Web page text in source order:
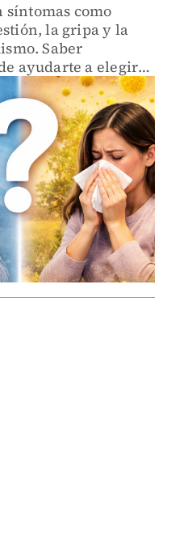
como
la gripa y la
Saber
ayudarte a elegir
desde el primer